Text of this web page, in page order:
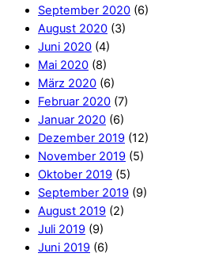
September 2020 (6)
August 2020 (3)
Juni 2020 (4)
Mai 2020 (8)
März 2020 (6)
Februar 2020 (7)
Januar 2020 (6)
Dezember 2019 (12)
November 2019 (5)
Oktober 2019 (5)
September 2019 (9)
August 2019 (2)
Juli 2019 (9)
Juni 2019 (6)